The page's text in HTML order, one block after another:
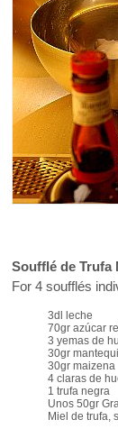
Soufflé de Trufa
For 4 soufflés
3dl leche
70gr azúcar
3 yemas de
30gr
30gr maizena
4 claras de
1 trufa negra
Unos 50gr
Miel de trufa,